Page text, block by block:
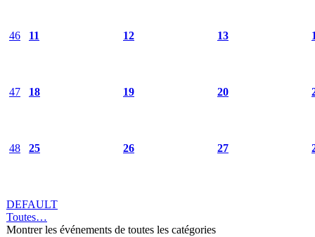
46 11 12 13
47 18 19 20
48 25 26 27
DEFAULT
Toutes…
Montrer les événements de toutes les catégories